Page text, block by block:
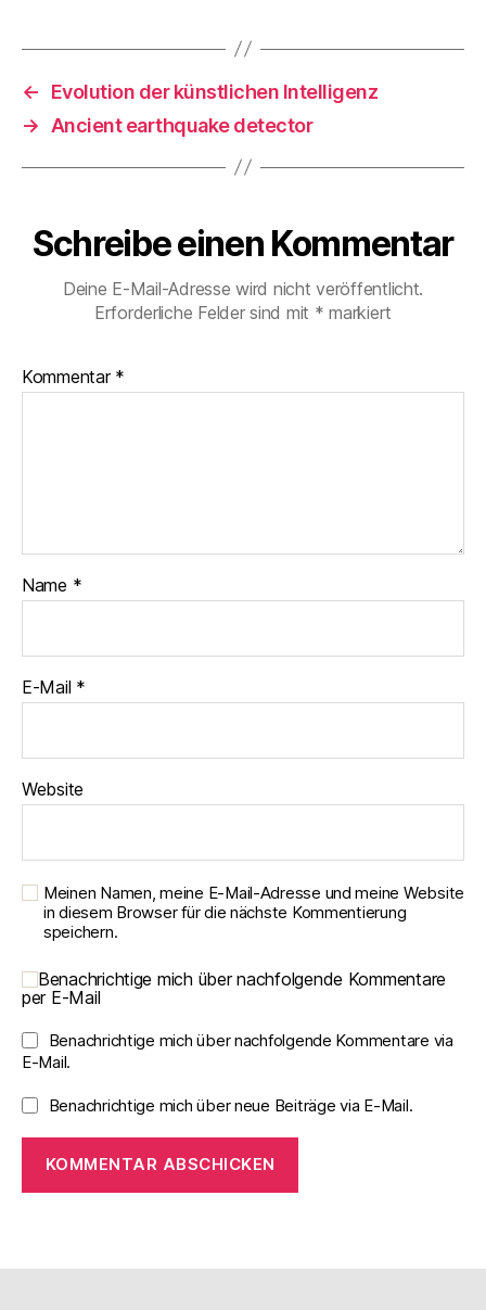
←
Evolution der künstlichen Intelligenz
→
Ancient earthquake detector
Schreibe einen Kommentar
Deine E-Mail-Adresse wird nicht veröffentlicht.
Erforderliche Felder sind mit * markiert
Kommentar *
Name *
E-Mail *
Website
Meinen Namen, meine E-Mail-Adresse und meine Website
in diesem Browser für die nächste Kommentierung
speichern.
Benachrichtige mich über nachfolgende Kommentare
per E-Mail
Benachrichtige mich über nachfolgende Kommentare via
E-Mail.
Benachrichtige mich über neue Beiträge via E-Mail.